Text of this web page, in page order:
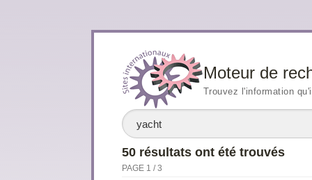
Moteur de
Trouvez l'information
50 résultats ont été trouvés
PAGE 1 / 3